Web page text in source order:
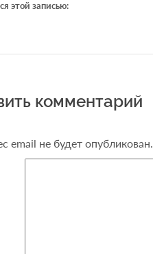
этой записью:
комментарий
email не будет опубликован.